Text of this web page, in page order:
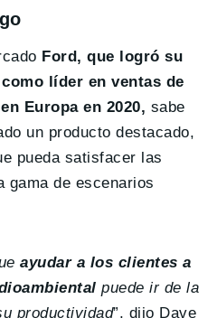
Ford, que logró su
líder en ventas de
Europa en 2020, sabe
un producto destacado,
pueda satisfacer las
gama de escenarios
ayudar a los clientes a
puede ir de la
productividad”, dijo Dave